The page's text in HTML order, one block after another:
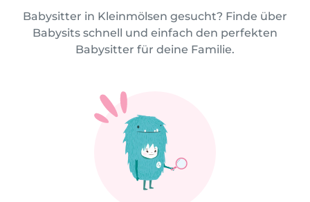
Babysitter in Kleinmölsen gesucht? Finde über
Babysits schnell und einfach den perfekten
Babysitter für deine Familie.